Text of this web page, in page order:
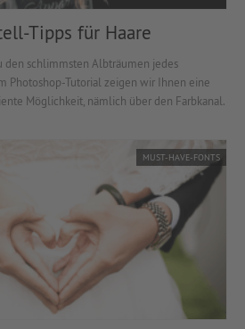
Tipps für Haare
den schlimmsten Albträumen jedes
Photoshop-Tutorial zeigen wir Ihnen eine
Möglichkeit, nämlich über den Farbkanal.
MUST-HAVE-FONTS